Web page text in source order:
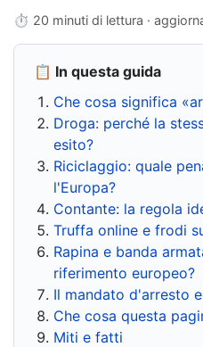
⏱ 20 minuti di lettura ·
📋 In questa guida
Che cosa significa
Droga: perché la
esito?
Riciclaggio: quale
l'Europa?
Contante: la regola
Truffa online e frodi
Rapina e banda
riferimento europeo?
Il mandato d'arresto
Che cosa questa
Miti e fatti